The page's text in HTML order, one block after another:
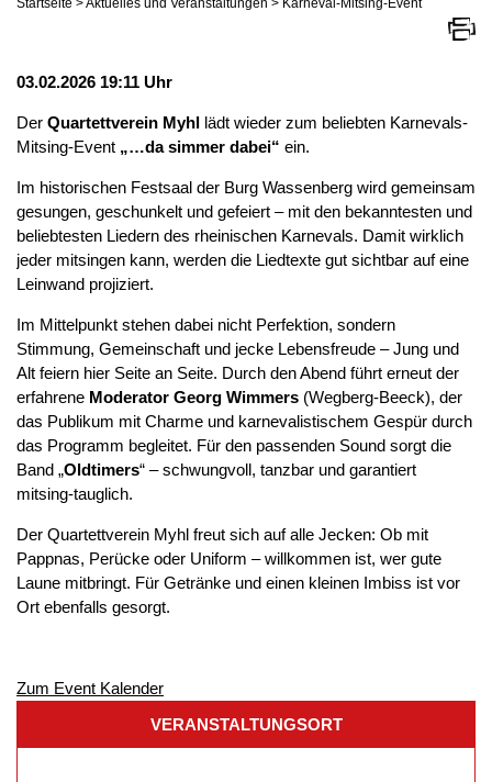
Startseite >Aktuelles und Veranstaltungen > Karneval-Mitsing-Event
03.02.2026 19:11 Uhr
Der Quartettverein Myhl lädt wieder zum beliebten Karnevals-
Mitsing-Event „…da simmer dabei“ ein.
Im historischen Festsaal der Burg Wassenberg wird gemeinsam
gesungen, geschunkelt und gefeiert – mit den bekanntesten und
beliebtesten Liedern des rheinischen Karnevals. Damit wirklich
jeder mitsingen kann, werden die Liedtexte gut sichtbar auf eine
Leinwand projiziert.
Im Mittelpunkt stehen dabei nicht Perfektion, sondern
Stimmung, Gemeinschaft und jecke Lebensfreude – Jung und
Alt feiern hier Seite an Seite. Durch den Abend führt erneut der
erfahrene Moderator Georg Wimmers (Wegberg-Beeck), der
das Publikum mit Charme und karnevalistischem Gespür durch
das Programm begleitet. Für den passenden Sound sorgt die
Band „Oldtimers“ – schwungvoll, tanzbar und garantiert
mitsing-tauglich.
Der Quartettverein Myhl freut sich auf alle Jecken: Ob mit
Pappnas, Perücke oder Uniform – willkommen ist, wer gute
Laune mitbringt. Für Getränke und einen kleinen Imbiss ist vor
Ort ebenfalls gesorgt.
Zum Event Kalender
VERANSTALTUNGSORT